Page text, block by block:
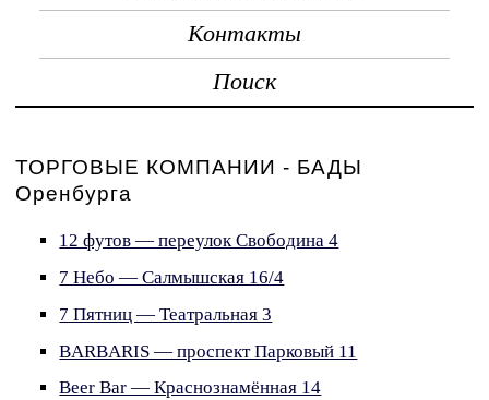
Контакты
Поиск
ТОРГОВЫЕ КОМПАНИИ - БАДЫ
Оренбурга
12 футов — переулок Свободина 4
7 Небо — Салмышская 16/4
7 Пятниц — Театральная 3
BARBARIS — проспект Парковый 11
Beer Bar — Краснознамённая 14